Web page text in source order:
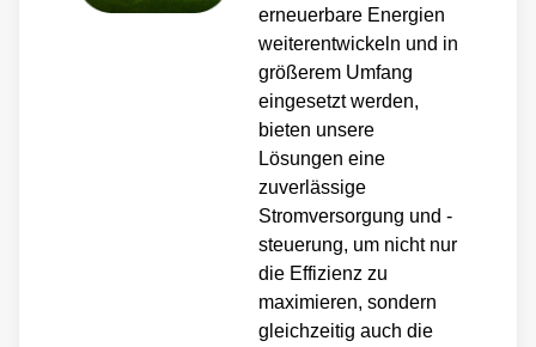
erneuerbare Energien
weiterentwickeln und in
größerem Umfang
eingesetzt werden,
bieten unsere
Lösungen eine
zuverlässige
Stromversorgung und -
steuerung, um nicht nur
die Effizienz zu
maximieren, sondern
gleichzeitig auch die